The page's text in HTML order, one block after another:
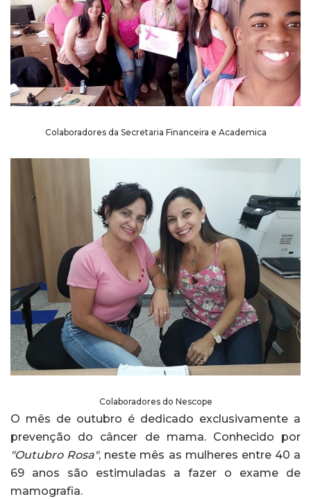
Colaboradores da Secretaria Financeira e Academica
Colaboradores do Nescope
O mês de outubro é dedicado exclusivamente a
prevenção do câncer de mama. Conhecido por
"Outubro Rosa", neste mês as mulheres entre 40 a
69 anos são estimuladas a fazer o exame de
mamografia.